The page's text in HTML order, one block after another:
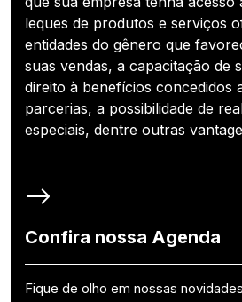
leques de produtos e serviços
entidades do gênero que
suas vendas, a capacitação de
direito à benefícios concedidos
parcerias, a possibilidade de
especiais, dentre outras
Confira nossa Agenda
Fique de olho em nossas